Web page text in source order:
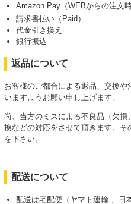
Amazon Pay（WEBからの注文
請求書払い（Paid）
代金引き換え
銀行振込
返品について
お客様のご都合による返品、交換
いますようお願い申し上げます。
尚、当方のミスによる不良品（欠
換などの対応をさせて頂きます。
を下さい。
配送について
配送は宅配便（ヤマト運輸 、日